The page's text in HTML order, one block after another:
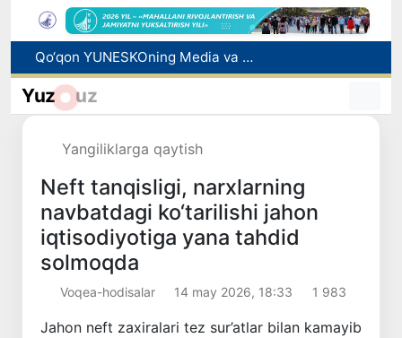
Gemodializ muolajasini oluvchi bemorlarning yo‘l xarajatlari davlat budjeti hisobidan qoplab berilishi mumkin
Italiyaning 27 ta shahrida jazirama tufayli "qizil" xavf darajasi e’lon qilindi
Yuz uz
Yangiliklarga qaytish
Neft tanqisligi, narxlarning
navbatdagi ko‘tarilishi jahon
iqtisodiyotiga yana tahdid
solmoqda
Voqea-hodisalar 14 may 2026, 18:33 1 983
Jahon neft zaxiralari tez sur’atlar bilan kamayib